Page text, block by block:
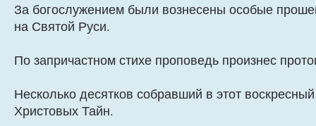
За богослужением были вознесены особые
на Святой Руси.
По запричастном стихе проповедь произнес
Несколько десятков собравший в этот
Христовых Тайн.